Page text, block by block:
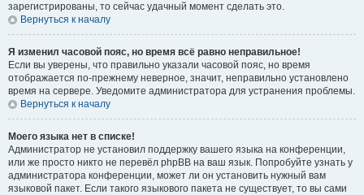
зарегистрированы, то сейчас удачный момент сделать это.
Вернуться к началу
Я изменил часовой пояс, но время всё равно неправильное!
Если вы уверены, что правильно указали часовой пояс, но время
отображается по-прежнему неверное, значит, неправильно установлено
время на сервере. Уведомите администратора для устранения проблемы.
Вернуться к началу
Моего языка нет в списке!
Администратор не установил поддержку вашего языка на конференции,
или же просто никто не перевёл phpBB на ваш язык. Попробуйте узнать у
администратора конференции, может ли он установить нужный вам
языковой пакет. Если такого языкового пакета не существует, то вы сами